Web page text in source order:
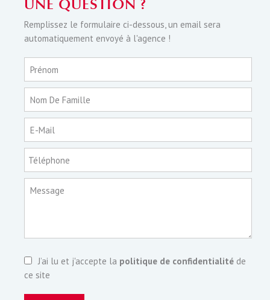
UNE QUESTION ?
Remplissez le formulaire ci-dessous, un email sera
automatiquement envoyé à l'agence !
Prénom
Nom De Famille
E-Mail
Téléphone
Message
J’ai lu et j'accepte la politique de confidentialité de
ce site